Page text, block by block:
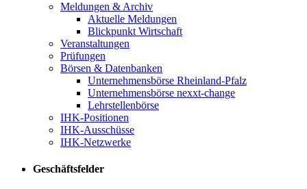
Meldungen & Archiv
Aktuelle Meldungen
Blickpunkt Wirtschaft
Veranstaltungen
Prüfungen
Börsen & Datenbanken
Unternehmensbörse Rheinland-Pfalz
Unternehmensbörse nexxt-change
Lehrstellenbörse
IHK-Positionen
IHK-Ausschüsse
IHK-Netzwerke
Geschäftsfelder